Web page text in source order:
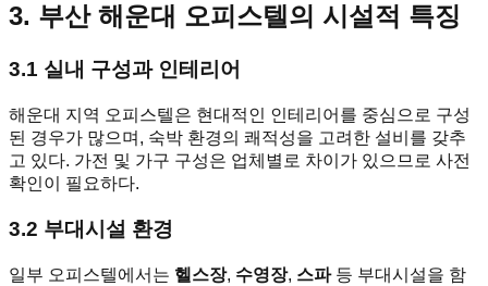
3. 부산 해운대 오피스텔의 시설적 특징
3.1 실내 구성과 인테리어
해운대 지역 오피스텔은 현대적인 인테리어를 중심으로 구성
된 경우가 많으며, 숙박 환경의 쾌적성을 고려한 설비를 갖추
고 있다. 가전 및 가구 구성은 업체별로 차이가 있으므로 사전
확인이 필요하다.
3.2 부대시설 환경
일부 오피스텔에서는 헬스장, 수영장, 스파등 부대시설을 함